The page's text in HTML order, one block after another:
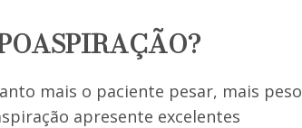
mais o paciente pesar, mais peso
apresente excelentes